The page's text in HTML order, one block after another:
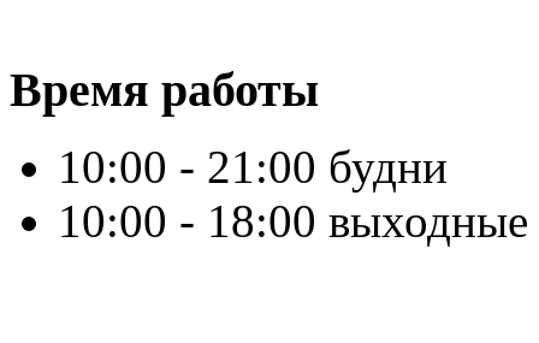
Время работы
10:00 - 21:00 будни
10:00 - 18:00 выходные